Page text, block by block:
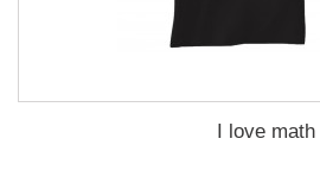
I love math